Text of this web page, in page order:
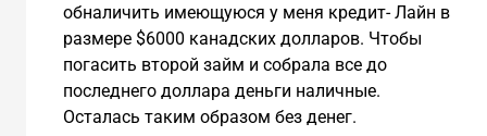
обналичить имеющуюся у меня кредит- Лайн в
размере $6000 канадских долларов. Чтобы
погасить второй займ и собрала все до
последнего доллара деньги наличные.
Осталась таким образом без денег.